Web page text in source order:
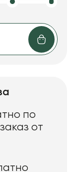
по
от